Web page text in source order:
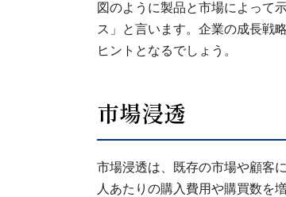
図のように製品と市場によって
ス」と言います。企業の成長戦
ヒントとなるでしょう。
市場浸透
市場浸透は、既存の市場や顧客
人あたりの購入費用や購買数を